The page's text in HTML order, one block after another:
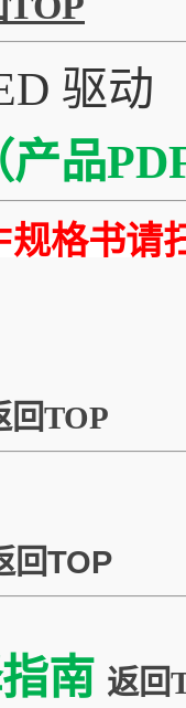
驱动
产品
格书请
回TOP
回TOP
南 返回